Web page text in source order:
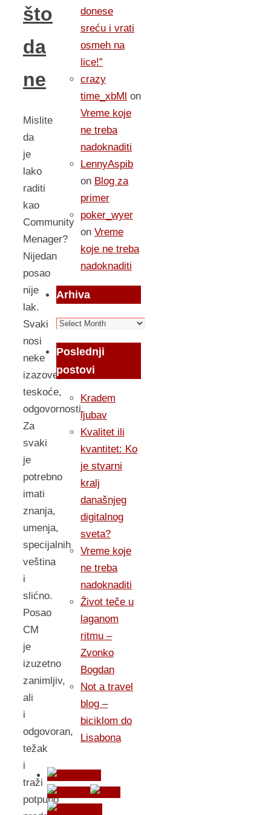
što
da
ne
Mislite
da
je
lako
raditi
kao
Community
Menager?
Nijedan
posao
nije
lak.
Svaki
nosi
neke
izazove,
teskoće,
odgovornosti.
Za
svaki
je
potrebno
imati
znanja,
umenja,
specijalnih
veština
i
slićno.
Posao
CM
je
izuzetno
zanimljiv,
ali
i
odgovoran,
težak
i
traži
potpuno
donese
sreću i vrati
osmeh na
lice!”
crazy
time_xbMl on
Vreme koje
ne treba
nadoknaditi
LennyAspib
on Blog za
primer
poker_wyer
on Vreme
koje ne treba
nadoknaditi
Arhiva
Arhiva
Poslednji
postovi
Kradem
ljubav
Kvalitet ili
kvantitet: Ko
je stvarni
kralj
današnjeg
digitalnog
sveta?
Vreme koje
ne treba
nadoknaditi
Život teče u
laganom
ritmu –
Zvonko
Bogdan
Not a travel
blog –
biciklom do
Lisabona